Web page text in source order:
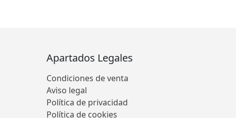
Apartados Legales
Condiciones de venta
Aviso legal
Política de privacidad
Política de cookies